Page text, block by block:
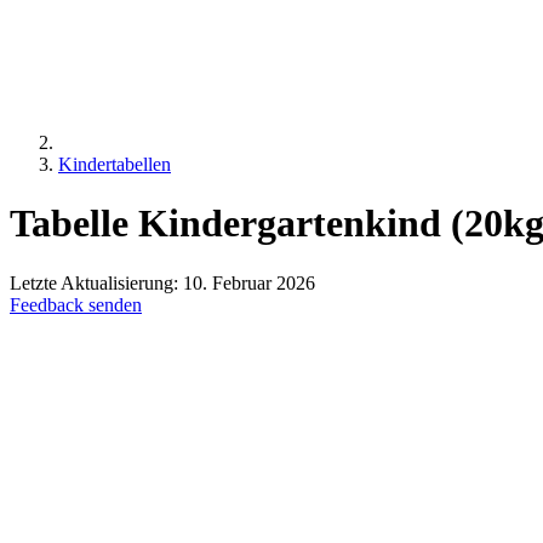
Kindertabellen
Tabelle Kindergartenkind
Letzte Aktualisierung: 10. Februar 2026
Feedback senden